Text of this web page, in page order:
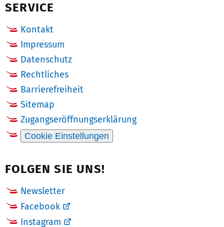
SERVICE
Kontakt
Impressum
Datenschutz
Rechtliches
Barrierefreiheit
Sitemap
Zugangseröffnungserklärung
Cookie Einstellungen
FOLGEN SIE UNS!
Newsletter
Facebook
Instagram